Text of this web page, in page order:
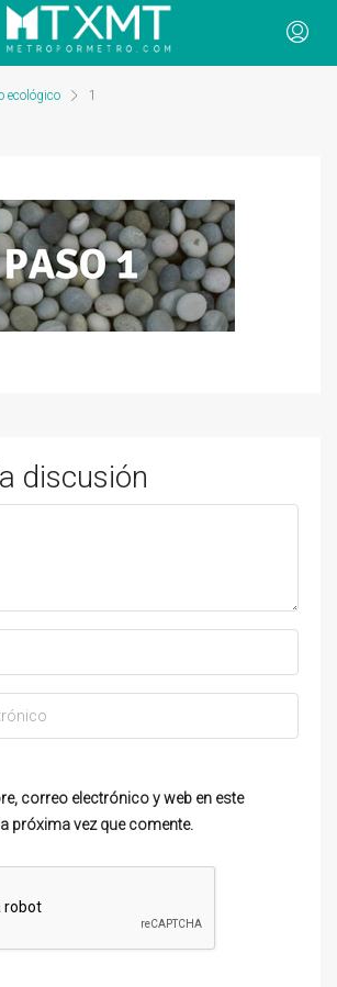
ecológico 1
discusión
correo electrónico y web en este
próxima vez que comente.